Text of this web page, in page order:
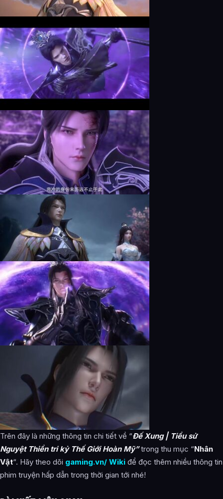
Trên đây là những thông tin chi tiết về “Đế Xung | Tiểu sử
Nguyệt Thiền tri kỷ Thế Giới Hoàn Mỹ”trong thu mục “Nhân
Vật“. Hãy theo dõi gaming.vn/ Wiki để đọc thêm nhiều thông tin
phim truyện hấp dẫn trong thời gian tới nhé!